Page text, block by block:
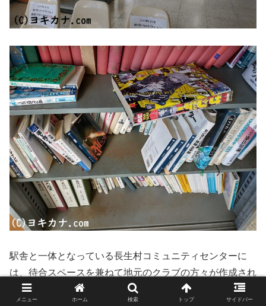
駅舎と一体となっている長生村コミュニティセンターに
は、待合スペースを兼ねて地元のクラブの方々が作成され
た陶芸品が展示されていたり、寄贈された本を読めたりす
メニュー ホーム 検索 トップ サイドバー